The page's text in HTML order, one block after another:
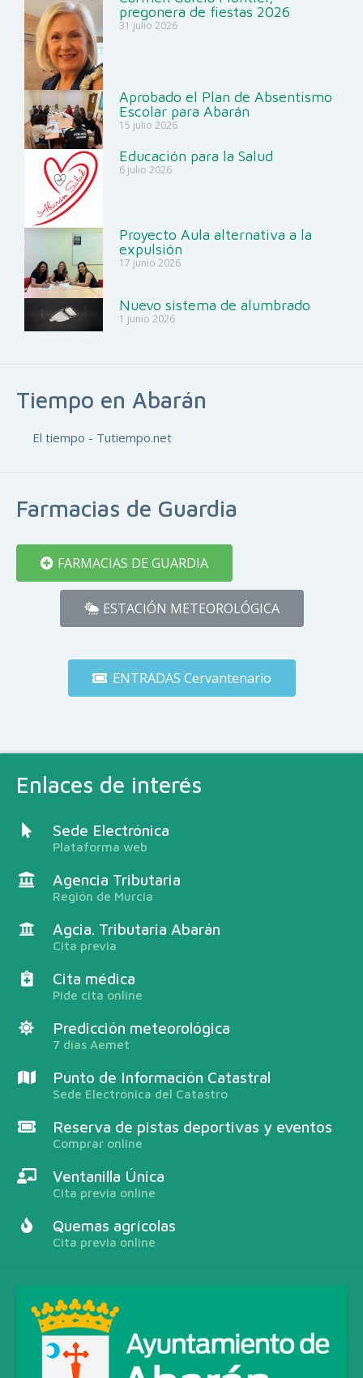
Enlaces de interés
Sede Electrónica
Plataforma web
Agencia Tributaria
Región de Murcia
Agcia. Tributaria Abarán
Cita previa
Cita médica
Pide cita online
Predicción meteorológica
7 días Aemet
Punto de Información Catastral
Sede Electrónica del Catastro
Reserva de pistas deportivas y eventos
Comprar online
Ventanilla Única
Cita previa online
Quemas agrícolas
Cita previa online
Tiempo en Abarán
El tiempo - Tutiempo.net
Farmacias de Guardia
FARMACIAS DE GUARDIA
ESTACIÓN METEOROLÓGICA
ENTRADAS Cervantenario
pregonera de fiestas 2026
31 julio 2026
Aprobado el Plan de Absentismo
Escolar para Abarán
15 julio 2026
Educación para la Salud
6 julio 2026
Proyecto Aula alternativa a la
expulsión
17 junio 2026
Nuevo sistema de alumbrado
1 junio 2026